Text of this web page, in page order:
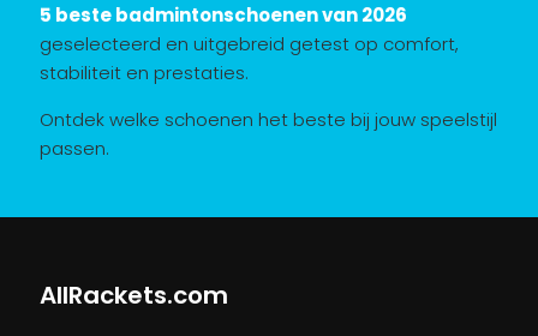
5 beste badmintonschoenen van 2026
geselecteerd en uitgebreid getest op comfort,
stabiliteit en prestaties.
Ontdek welke schoenen het beste bij jouw speelstijl
passen.
AllRackets.com